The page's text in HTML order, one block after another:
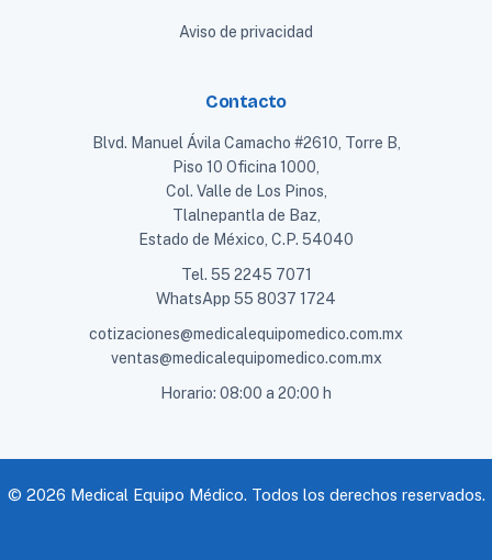
Aviso de privacidad
Contacto
Blvd. Manuel Ávila Camacho #2610, Torre B,
Piso 10 Oficina 1000,
Col. Valle de Los Pinos,
Tlalnepantla de Baz,
Estado de México, C.P. 54040
Tel. 55 2245 7071
WhatsApp 55 8037 1724
cotizaciones@medicalequipomedico.com.mx
ventas@medicalequipomedico.com.mx
Horario: 08:00 a 20:00 h
© 2026 Medical Equipo Médico. Todos los derechos reservados.